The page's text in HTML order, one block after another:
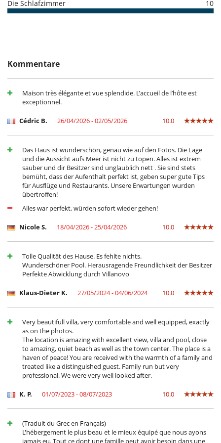
Sonnenliegen am Pool
Terrasse(n)
Kombiniertes Ess- und Wohnzimmer
Privatparkplatz
Veranda
Kinder
Kinder willkommen
Küche und Ausstattung
Doppelkühlschrank
Eismaschine
Kaffeemaschine (Kapsel)
Mixer
voll ausgestattete Küche
Fernseher
Internetzugang (Wifi)
Privater Außen-Swimmingpool
Die Schlafzimmer 10
Kommentare
Maison très élégante et vue splendide. L'accueil de l’hôte est
exceptionnel.
Cédric B. 26/04/2026 - 02/05/2026 10.0
Das Haus ist wunderschön, genau wie auf den Fotos. Die Lage
und die Aussicht aufs Meer ist nicht zu topen. Alles ist extrem
sauber und dir Besitzer sind unglaublich nett . Sie sind stets
bemüht, dass der Aufenthalt perfekt ist, geben super gute Tips
für Ausflüge und Restaurants. Unsere Erwartungen wurden
übertroffen!
Alles war perfekt, würden sofort wieder gehen!
Nicole S. 18/04/2026 - 25/04/2026 10.0
Tolle Qualität des Hause. Es fehlte nichts.
Wunderschöner Pool. Herausragende Freundlichkeit der Besitzer
Perfekte Abwicklung durch Villanovo
Klaus-Dieter K. 27/05/2024 - 04/06/2024 10.0
Very beautifull villa, very comfortable and well equipped, exactly
as on the photos.
The location is amazing with excellent view, villa and pool, close
to amazing, quiet beach as well as the town center. The place is a
haven of peace! You are received with the warmth of a family and
treated like a distinguished guest. Family run but very
professional. We were very well looked after.
K. P. 01/07/2023 - 08/07/2023 10.0
(Traduit du Grec en Français)
L'hébergement le plus beau et le mieux équipé que nous ayons
jamais eu. Tout ce dont une famille peut avoir besoin dans une